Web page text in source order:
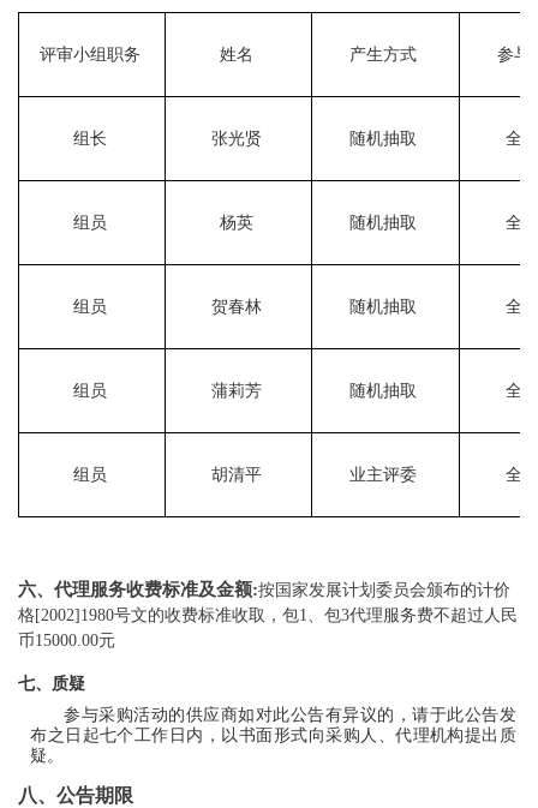
评审小组职务 姓名 产生方式 参与
组长 张光贤 随机抽取 全
组员 杨英 随机抽取 全
组员 贺春林 随机抽取 全
组员 蒲莉芳 随机抽取 全
组员 胡清平 业主评委 全
六、代理服务收费标准及金额:按国家发展计划委员会颁布的计价
格[2002]1980号文的收费标准收取，包1、包3代理服务费不超过人民
币15000.00元
七、质疑
参与采购活动的供应商如对此公告有异议的，请于此公告发
布之日起七个工作日内，以书面形式向采购人、代理机构提出质
疑。
八、公告期限